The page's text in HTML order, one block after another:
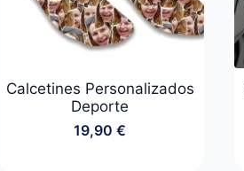
Calcetines Personalizados
Deporte
19,90€